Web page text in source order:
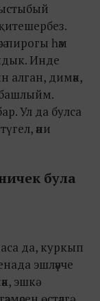
пирогы һәм
Инде
алган, димәк,
башлыйм.
Ул да булса
әни
була
да, куркып
эшләүче
эшкә